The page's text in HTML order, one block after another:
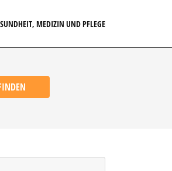
MEDIZIN UND PFLEGE